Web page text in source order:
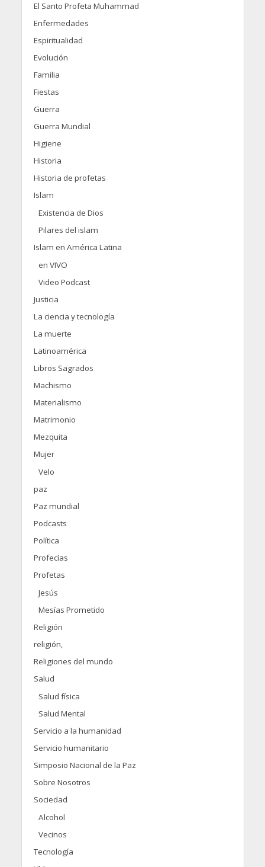
El Santo Profeta Muhammad
Enfermedades
Espiritualidad
Evolución
Familia
Fiestas
Guerra
Guerra Mundial
Higiene
Historia
Historia de profetas
Islam
Existencia de Dios
Pilares del islam
Islam en América Latina
en VIVO
Video Podcast
Justicia
La ciencia y tecnología
La muerte
Latinoamérica
Libros Sagrados
Machismo
Materialismo
Matrimonio
Mezquita
Mujer
Velo
paz
Paz mundial
Podcasts
Política
Profecías
Profetas
Jesús
Mesías Prometido
Religión
religión,
Religiones del mundo
Salud
Salud física
Salud Mental
Servicio a la humanidad
Servicio humanitario
Simposio Nacional de la Paz
Sobre Nosotros
Sociedad
Alcohol
Vecinos
Tecnología